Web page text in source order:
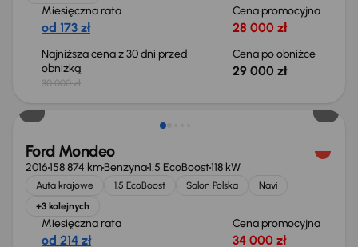
Miesięczna rata
od 173 zł
Cena promocyjna
28 000 zł
Najniższa cena z 30 dni przed
obniżką
30 000 zł
Cena po obniżce
29 000 zł
Ford Mondeo
2016158 874 kmBenzyna1.5 EcoBoost118 kW
Auta krajowe 1.5 EcoBoost Salon Polska
Navi
+3 kolejnych
Miesięczna rata
od 214 zł
Cena promocyjna
34 000 zł